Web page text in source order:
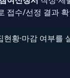
접수/선정 결과
현황·마감 여부를